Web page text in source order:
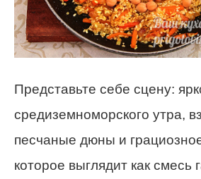
Представьте себе сцену:
средиземноморского утра,
песчаные дюны и
которое выглядит как смесь